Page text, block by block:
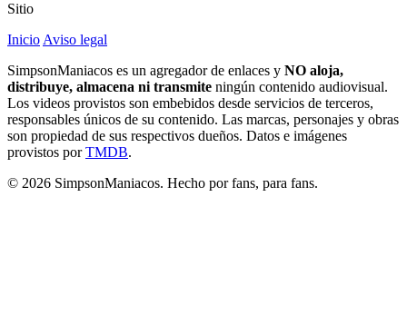
Sitio
Inicio Aviso legal
SimpsonManiacos es un agregador de enlaces y NO aloja,
distribuye, almacena ni transmite ningún contenido audiovisual.
Los videos provistos son embebidos desde servicios de terceros,
responsables únicos de su contenido. Las marcas, personajes y obras
son propiedad de sus respectivos dueños. Datos e imágenes
provistos porTMDB.
© 2026 SimpsonManiacos. Hecho por fans, para fans.